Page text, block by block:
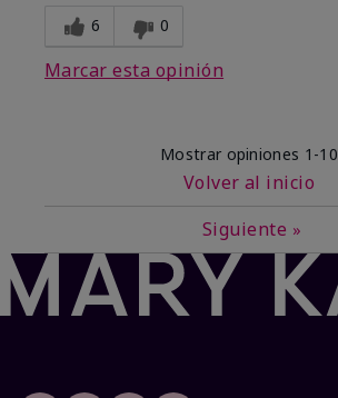
6 0
Marcar esta opinión
Mostrar opiniones 1-10
Volver al inicio
Siguiente »